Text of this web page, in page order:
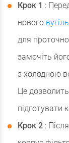
Крок 1 :
нового
для
замочіть
з холодною
Це
підготувати
Крок 2 :